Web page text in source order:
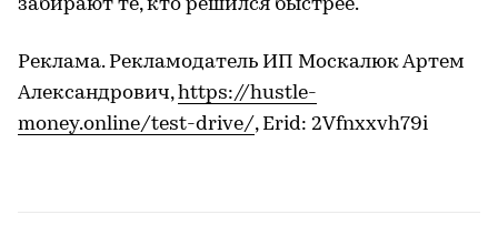
забирают те, кто решился быстрее.
Реклама. Рекламодатель ИП Москалюк Артем
Александрович,https://hustle-
money.online/test-drive/, Erid: 2Vfnxxvh79i